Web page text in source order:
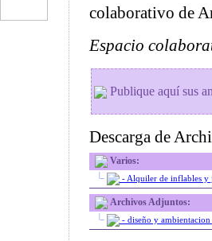
colaborativo de
Espacio
Publique aquí sus
Descarga de
Varios:
- Alquiler de inflables y
Archivos Adjuntos:
- diseño y